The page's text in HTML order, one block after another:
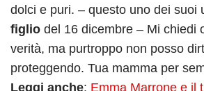
dolci e puri. – questo uno dei suoi
figlio del 16 dicembre – Mi chiedi
verità, ma purtroppo non posso
proteggendo. Tua mamma per
Leggi anche: Emma Marrone e il